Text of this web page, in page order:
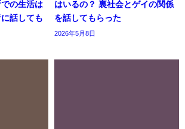
の生活は
話しても
はいるの？ 裏社会とゲイの関係
を話してもらった
2026年5月8日